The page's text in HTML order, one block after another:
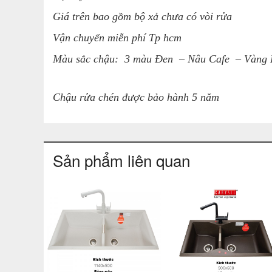
Giá trên bao gồm bộ xả chưa có vòi rửa
Vận chuyển miễn phí Tp hcm
Màu sắc chậu: 3 màu Đen – Nâu Cafe – Vàng
Chậu rửa chén được bảo hành 5 năm
Sản phẩm liên quan